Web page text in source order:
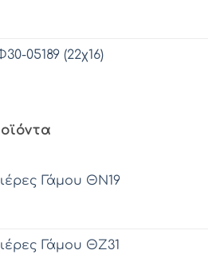
05189 (22χ16)
Γάμου ΘΝ19
Γάμου ΘΖ31